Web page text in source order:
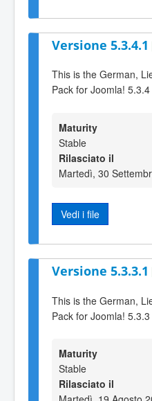
Versione 5.3.4.1
This is the German,
Pack for Joomla! 5.3.4
Maturity
Stable
Rilasciato il
Martedì, 30
Vedi i file
Versione 5.3.3.1
This is the German,
Pack for Joomla! 5.3.3
Maturity
Stable
Rilasciato il